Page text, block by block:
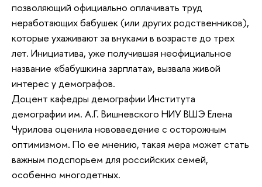
позволяющий официально оплачивать труд
неработающих бабушек (или других родственников),
которые ухаживают за внуками в возрасте до трех
лет. Инициатива, уже получившая неофициальное
название «бабушкина зарплата», вызвала живой
интерес у демографов.
Доцент кафедры демографии Института
демографии им. А.Г. Вишневского НИУ ВШЭ Елена
Чурилова оценила нововведение с осторожным
оптимизмом. По ее мнению, такая мера может стать
важным подспорьем для российских семей,
особенно многодетных.